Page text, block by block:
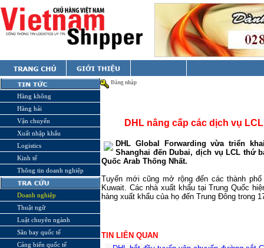
Hàng không
Hàng hải
Vận chuyển
Xuất nhập khẩu
Logistics
Kinh tế
Thông tin doanh nghiệp
Doanh nghiệp
Thuật ngữ
Luật chuyên ngành
Sân bay quốc tế
Cảng biển quốc tế
Đăng nhập
DHL nâng cấp các dịch vụ
DHL Global Forwarding vừa triển
Shanghai đến Dubai, dịch vụ LCL thứ
Quốc Arab Thống Nhất.
Tuyến mới cũng mở rộng đến các thành
Kuwait. Các nhà xuất khẩu tại Trung Quốc
hàng xuất khẩu của họ đến Trung Đông trong
TIN LIÊN QUAN